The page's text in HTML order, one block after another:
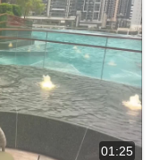
01:25